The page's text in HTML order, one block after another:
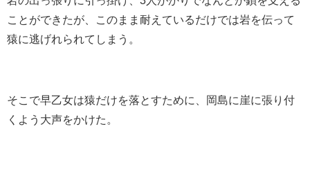
ことができたが、このまま耐えているだけでは岩を伝って
猿に逃げれられてしまう。
そこで早乙女は猿だけを落とすために、岡島に崖に張り付
くよう大声をかけた。